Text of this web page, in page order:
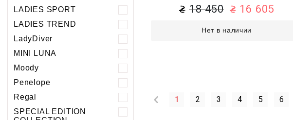
LADIES SPORT
LADIES TREND
LadyDiver
MINI LUNA
Moody
Penelope
Regal
SPECIAL EDITION
18 450 16 605
Нет в наличии
1 2 3 4 5 6